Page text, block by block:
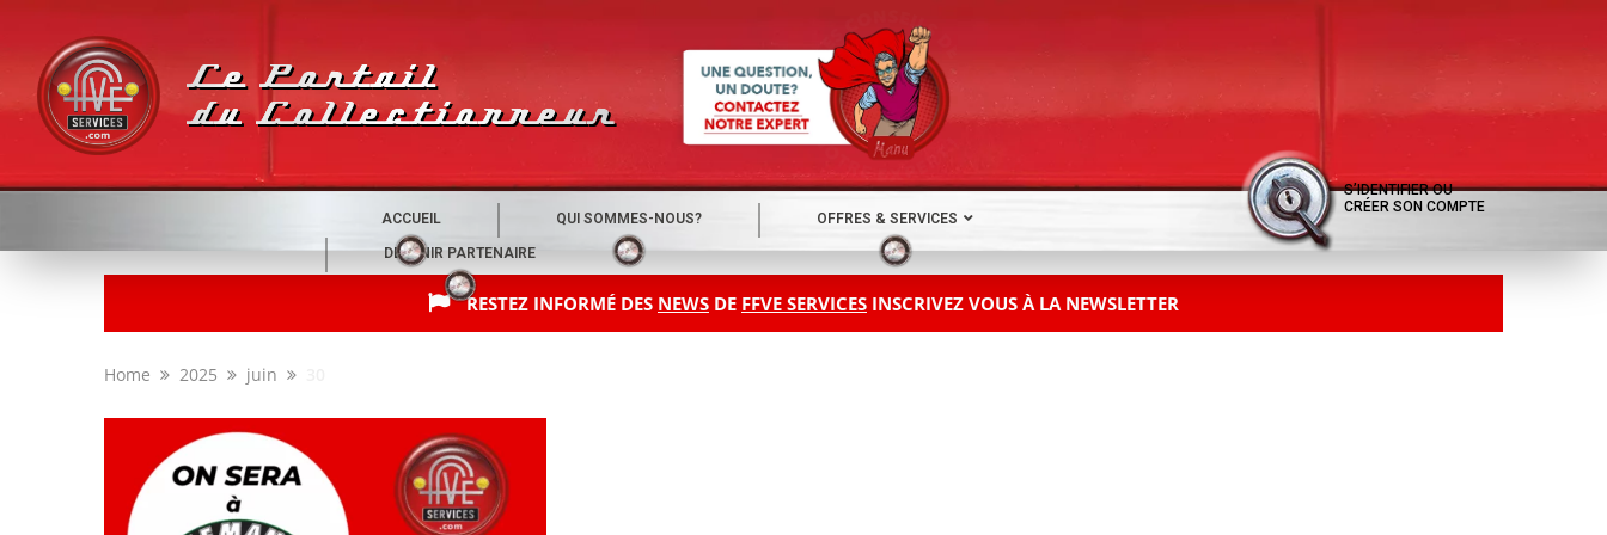
ACCUEIL QUI SOMMES-NOUS? OFFRES & SERVICES
DEVENIR PARTENAIRE
S’IDENTIFIER OU
CRÉER SON COMPTE
RESTEZ INFORMÉ DES NEWS DE FFVE SERVICES INSCRIVEZ VOUS À LA NEWSLETTER
Home 2025 juin